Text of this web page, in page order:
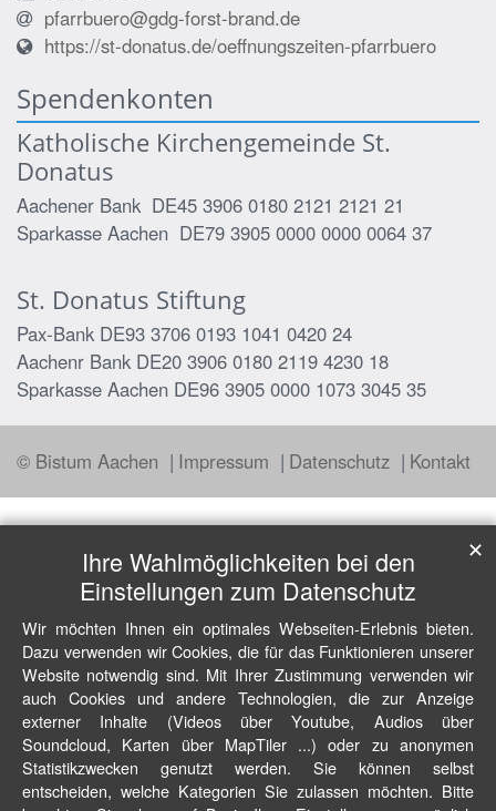
pfarrbuero@gdg-forst-brand.de
https://st-donatus.de/oeffnungszeiten-pfarrbuero
Spendenkonten
Katholische Kirchengemeinde St.
Donatus
Aachener Bank DE45 3906 0180 2121 2121 21
Sparkasse Aachen DE79 3905 0000 0000 0064 37
St. Donatus Stiftung
Pax-Bank DE93 3706 0193 1041 0420 24
Aachenr Bank DE20 3906 0180 2119 4230 18
Sparkasse Aachen DE96 3905 0000 1073 3045 35
© Bistum Aachen Impressum Datenschutz Kontakt
Ihre Wahlmöglichkeiten bei den
Einstellungen zum Datenschutz
Wir möchten Ihnen ein optimales Webseiten-Erlebnis bieten.
Dazu verwenden wir Cookies, die für das Funktionieren unserer
Website notwendig sind. Mit Ihrer Zustimmung verwenden wir
auch Cookies und andere Technologien, die zur Anzeige
externer Inhalte (Videos über Youtube, Audios über
Soundcloud, Karten über MapTiler ...) oder zu anonymen
Statistikzwecken genutzt werden. Sie können selbst
entscheiden, welche Kategorien Sie zulassen möchten. Bitte
✕